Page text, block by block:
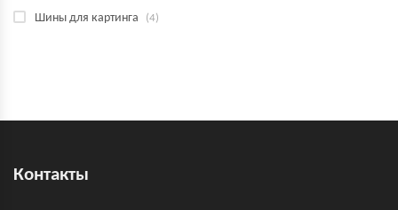
Шины для картинга (4)
Контакты